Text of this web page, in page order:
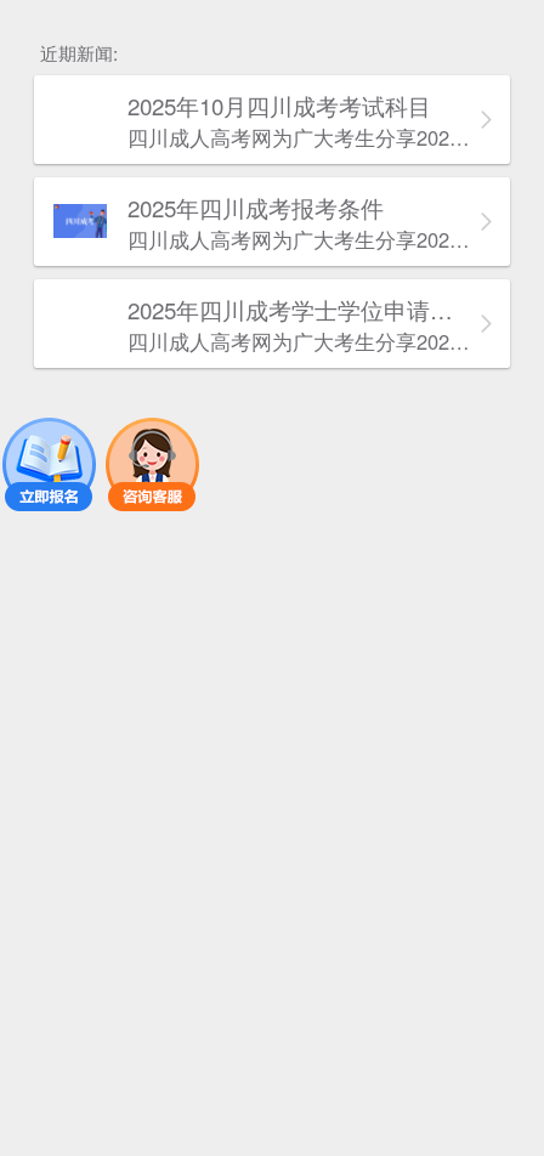
近期新闻:
2025年10月四川成考考试科目
四川成人高考网​为广大考生分享2025年10月四川成考考试科目。为广大在职人员和社会人士提供学历提升的机会。更多四川成考考试信息，欢迎在线访问四川成人高考网。
2025年‌‌‌‌四川成考报考条件
四川成人高考网​为广大考生分享2025年‌‌‌‌四川成考报考条件。为广大在职人员和社会人士提供学历提升的机会。更多四川成考考试信息，欢迎在线访问四川成人高考网。
2025年‌‌‌‌四川成考学士学位申请条件
四川成人高考网​为广大考生分享2025年‌‌‌‌四川成考学士学位申请条件。为广大在职人员和社会人士提供学历提升的机会。更多四川成考考试信息，欢迎在线访问四川成人高考网。